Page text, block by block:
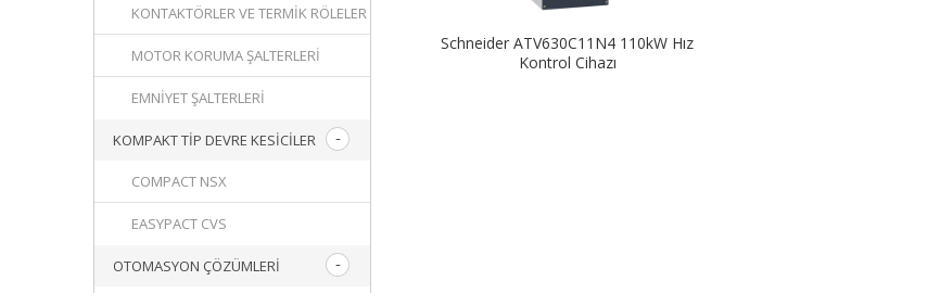
KONTAKTÖRLER VE TERMIK RÖLELER
MOTOR KORUMA ŞALTERLERI
EMNIYET ŞALTERLERI
KOMPAKT TIP DEVRE KESICILER
COMPACT NSX
EASYPACT CVS
OTOMASYON ÇÖZÜMLERI
Schneider ATV630C11N4 110kW Hız
Kontrol Cihazı